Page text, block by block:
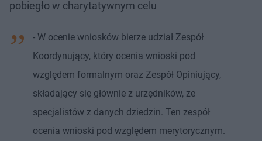
pobiegło w charytatywnym celu
- W ocenie wniosków bierze udział Zespół
Koordynujący, który ocenia wnioski pod
względem formalnym oraz Zespół Opiniujący,
składający się głównie z urzędników, ze
specjalistów z danych dziedzin. Ten zespół
ocenia wnioski pod względem merytorycznym.